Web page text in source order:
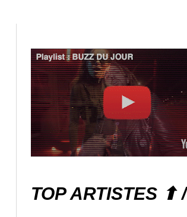
TOP ARTISTES ⬆ /